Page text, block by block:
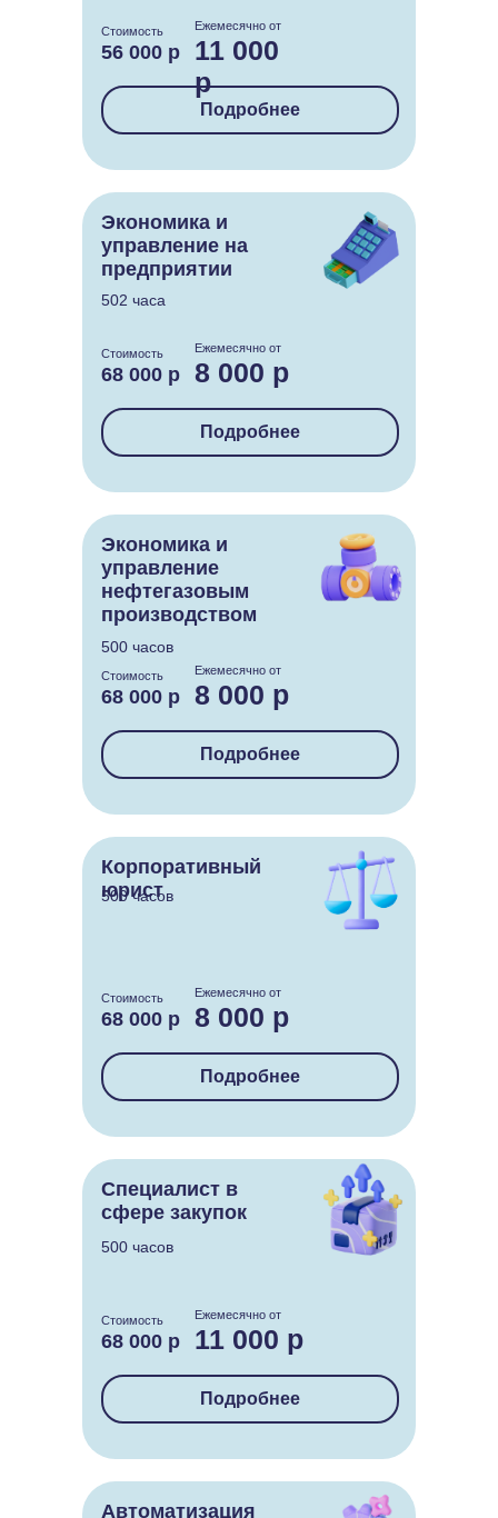
Экономика и
управление
нефтегазовым
производством
500 часов
8 000 р
68 000 р
Ежемесячно от
Стоимость
Подробнее
11 000
р
56 000 р
Ежемесячно от
Стоимость
Подробнее
Экономика и
управление на
предприятии
502 часа
8 000 р
68 000 р
Ежемесячно от
Стоимость
Подробнее
Корпоративный
юрист
500 часов
8 000 р
68 000 р
Ежемесячно от
Стоимость
Подробнее
Специалист в
сфере закупок
500 часов
11 000 р
68 000 р
Ежемесячно от
Стоимость
Подробнее
Автоматизация